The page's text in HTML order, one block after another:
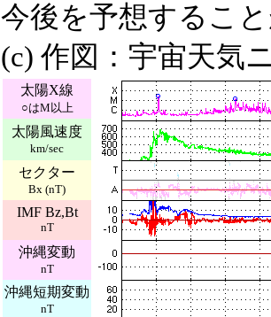
今後を予想するこ
(c) 作図：宇宙天気
太陽X線
○はM以上
太陽風速度
km/sec
セクター
Bx (nT)
IMF Bz,Bt
nT
沖縄変動
nT
沖縄短期変動
nT